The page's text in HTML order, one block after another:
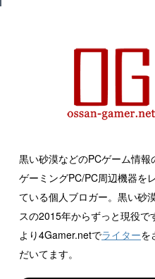
黒い砂漠などのPCゲーム情報
ゲーミングPC/PC周辺機器を
ている個人ブロガー。黒い砂
スの2015年からずっと現役で
より4Gamer.netでライターを
だいてます。